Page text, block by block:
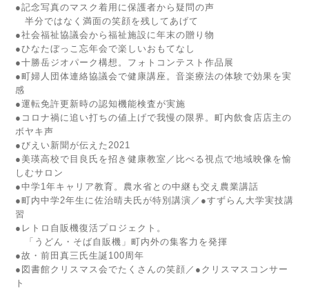
●記念写真のマスク着用に保護者から疑問の声
半分ではなく満面の笑顔を残してあげて
●社会福祉協議会から福祉施設に年末の贈り物
●ひなたぼっこ忘年会で楽しいおもてなし
●十勝岳ジオパーク構想。フォトコンテスト作品展
●町婦人団体連絡協議会で健康講座。音楽療法の体験で効果を実
感
●運転免許更新時の認知機能検査が実施
●コロナ禍に追い打ちの値上げで我慢の限界。町内飲食店店主の
ボヤキ声
●びえい新聞が伝えた2021
●美瑛高校で目良氏を招き健康教室／比べる視点で地域映像を愉
しむサロン
●中学1年キャリア教育。農水省との中継も交え農業講話
●町内中学2年生に佐治晴夫氏が特別講演／●すずらん大学実技講
習
●レトロ自販機復活プロジェクト。
「うどん・そば自販機」町内外の集客力を発揮
●故・前田真三氏生誕100周年
●図書館クリスマス会でたくさんの笑顔／●クリスマスコンサー
ト